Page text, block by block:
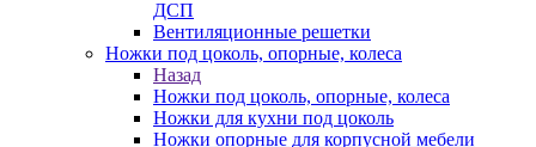
ДСП
Вентиляционные решетки
Ножки под цоколь, опорные, колеса
Назад
Ножки под цоколь, опорные, колеса
Ножки для кухни под цоколь
Ножки опорные для корпусной мебели